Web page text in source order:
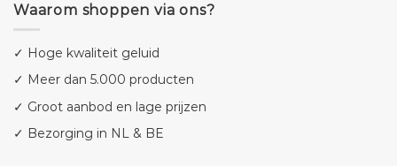
Waarom shoppen via ons?
✓ Hoge kwaliteit geluid
✓ Meer dan 5.000 producten
✓ Groot aanbod en lage prijzen
✓ Bezorging in NL & BE